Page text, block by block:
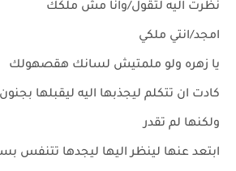
نظرت اليه لتقول/وانا مش ملكك
امجد/انتي ملكي
يا زهره ولو ملمتيش لسانك هقصهولك
كادت ان تتكلم ليجذبها اليه ليقبلها
ولكنها لم تقدر
ابتعد عنها لينظر اليها ليجدها تتنفس